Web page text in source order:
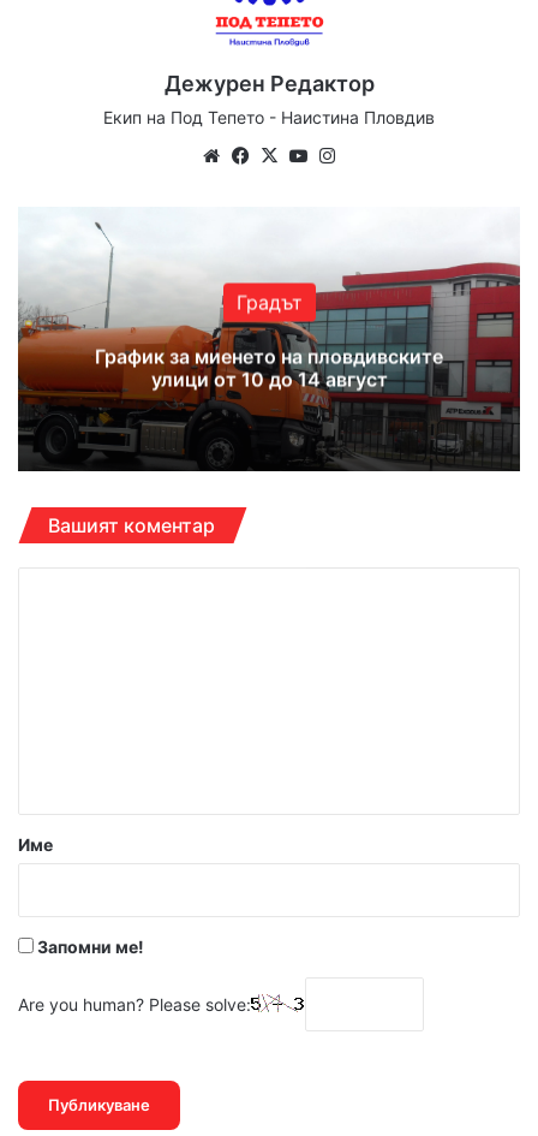
Дежурен Редактор
Екип на Под Тепето - Наистина Пловдив
WebsiteFacebook
X YouTube
Градът
График за миенето на пловдивските
улици от 10 до 14 август
Вашият коментар
р
Име
Запомни ме!
Are you human? Please solve: